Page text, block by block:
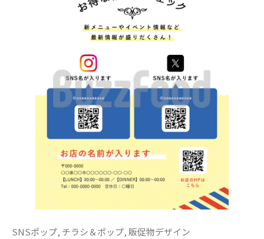
SNSポップ, チラシ＆ポップ,販促物デザイン